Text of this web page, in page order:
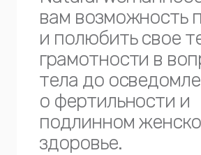
вам возможность
и полюбить свое
грамотности в
тела до
о фертильности и
подлинном
здоровье.